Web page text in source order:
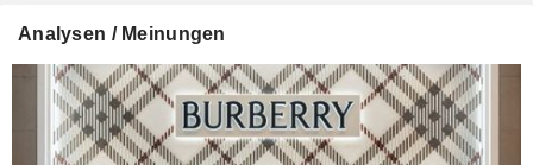
Analysen / Meinungen